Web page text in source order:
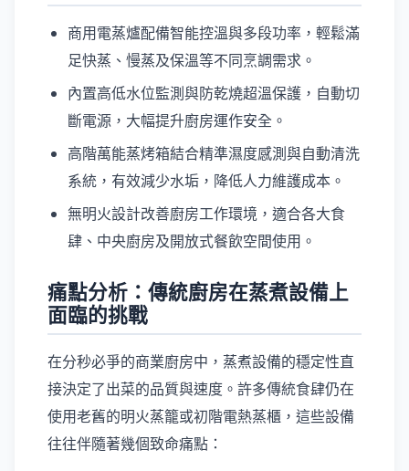
商用電蒸爐配備智能控溫與多段功率，輕鬆滿
足快蒸、慢蒸及保溫等不同烹調需求。
內置高低水位監測與防乾燒超溫保護，自動切
斷電源，大幅提升廚房運作安全。
高階萬能蒸烤箱結合精準濕度感測與自動清洗
系統，有效減少水垢，降低人力維護成本。
無明火設計改善廚房工作環境，適合各大食
肆、中央廚房及開放式餐飲空間使用。
痛點分析：傳統廚房在蒸煮設備上
面臨的挑戰
在分秒必爭的商業廚房中，蒸煮設備的穩定性直
接決定了出菜的品質與速度。許多傳統食肆仍在
使用老舊的明火蒸籠或初階電熱蒸櫃，這些設備
往往伴隨著幾個致命痛點：